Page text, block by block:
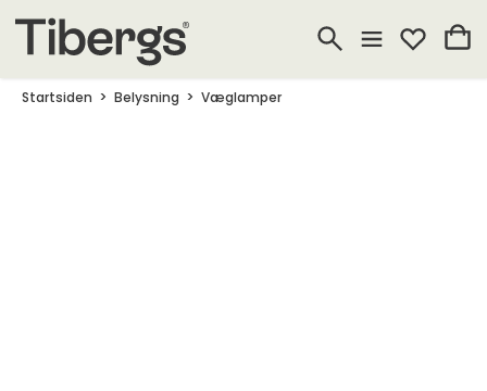
Startsiden Belysning Væglamper